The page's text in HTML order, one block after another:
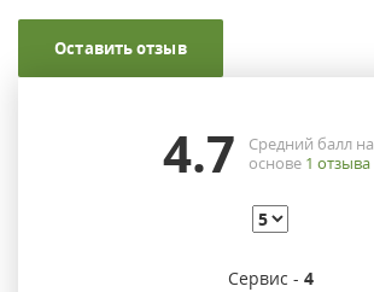
Оставить отзыв
4.7
Средний балл на
основе 1 отзыва
Сервис - 4